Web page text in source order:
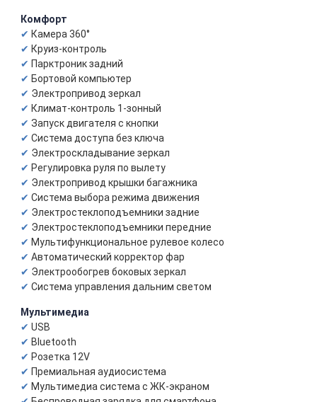
Комфорт
Камера 360°
Круиз-контроль
Парктроник задний
Бортовой компьютер
Электропривод зеркал
Климат-контроль 1-зонный
Запуск двигателя с кнопки
Система доступа без ключа
Электроскладывание зеркал
Регулировка руля по вылету
Электропривод крышки багажника
Система выбора режима движения
Электростеклоподъемники задние
Электростеклоподъемники передние
Мультифункциональное рулевое колесо
Автоматический корректор фар
Электрообогрев боковых зеркал
Система управления дальним светом
Мультимедиа
USB
Bluetooth
Розетка 12V
Премиальная аудиосистема
Мультимедиа система с ЖК-экраном